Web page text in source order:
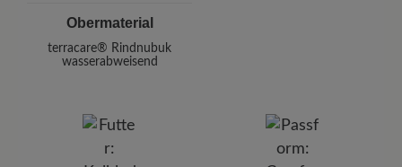
Obermaterial
terracare® Rindnubuk
wasserabweisend